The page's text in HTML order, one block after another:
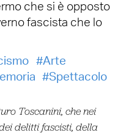
che si è opposto
fascista che lo
Arte
Spettacolo
Toscanini, che nei
delitti fascisti, della